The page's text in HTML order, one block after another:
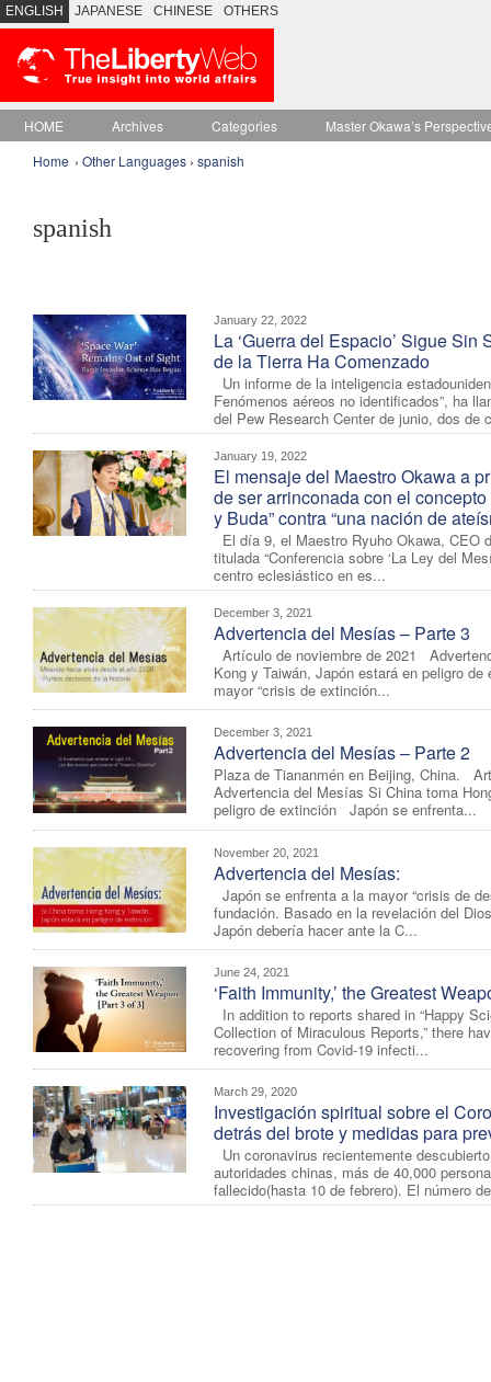
ENGLISH JAPANESE CHINESE OTHERS
HOME Archives Categories
Master Okawa’s
Home › Other Languages › spanish
spanish
January 22, 2022
La ‘Guerra del Espacio’ Sigue
de la Tierra Ha Comenzado
Un informe de la inteligencia
Fenómenos aéreos no identificados”, ha
del Pew Research Center de junio, dos de
January 19, 2022
El mensaje del Maestro Okawa a
de ser arrinconada con el
y Buda” contra “una nación de
El día 9, el Maestro Ryuho Okawa, CEO
titulada “Conferencia sobre ‘La Ley del
centro eclesiástico en es...
December 3, 2021
Advertencia del Mesías – Parte 3
Artículo de noviembre de 2021
Kong y Taiwán, Japón estará en peligro
mayor “crisis de extinción...
December 3, 2021
Advertencia del Mesías – Parte 2
Plaza de Tiananmén en Beijing, China.
Advertencia del Mesías Si China toma
peligro de extinción Japón se enfrenta...
November 20, 2021
Advertencia del Mesías:
Japón se enfrenta a la mayor “crisis de
fundación. Basado en la revelación del
Japón debería hacer ante la C...
June 24, 2021
‘Faith Immunity,’ the Greatest
In addition to reports shared in “Happy
Collection of Miraculous Reports,” there
recovering from Covid-19 infecti...
March 29, 2020
Investigación spiritual sobre el
detrás del brote y medidas para
Un coronavirus recientemente
autoridades chinas, más de 40,000
fallecido(hasta 10 de febrero). El número